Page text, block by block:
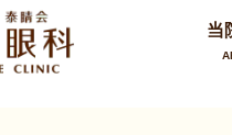
当